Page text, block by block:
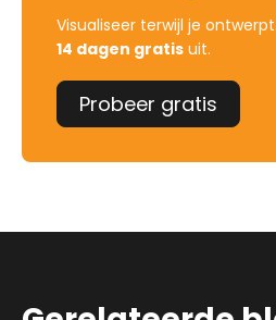
Visualiseer terwijl je
14 dagen gratis uit.
Probeer gratis